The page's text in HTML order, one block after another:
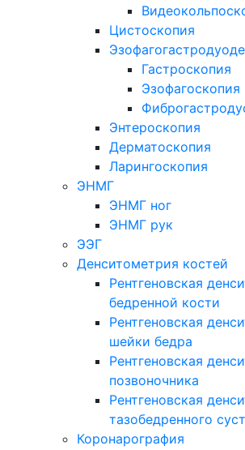
Цистоскопия
Гастроскопия
Эзофагоскопия
Энтероскопия
Дерматоскопия
Ларингоскопия
ЭНМГ
ЭНМГ ног
ЭНМГ рук
ЭЭГ
Денситометрия костей
Рентгеновская
бедренной кости
Рентгеновская
шейки бедра
Рентгеновская
позвоночника
Рентгеновская
тазобедренного
Коронарография